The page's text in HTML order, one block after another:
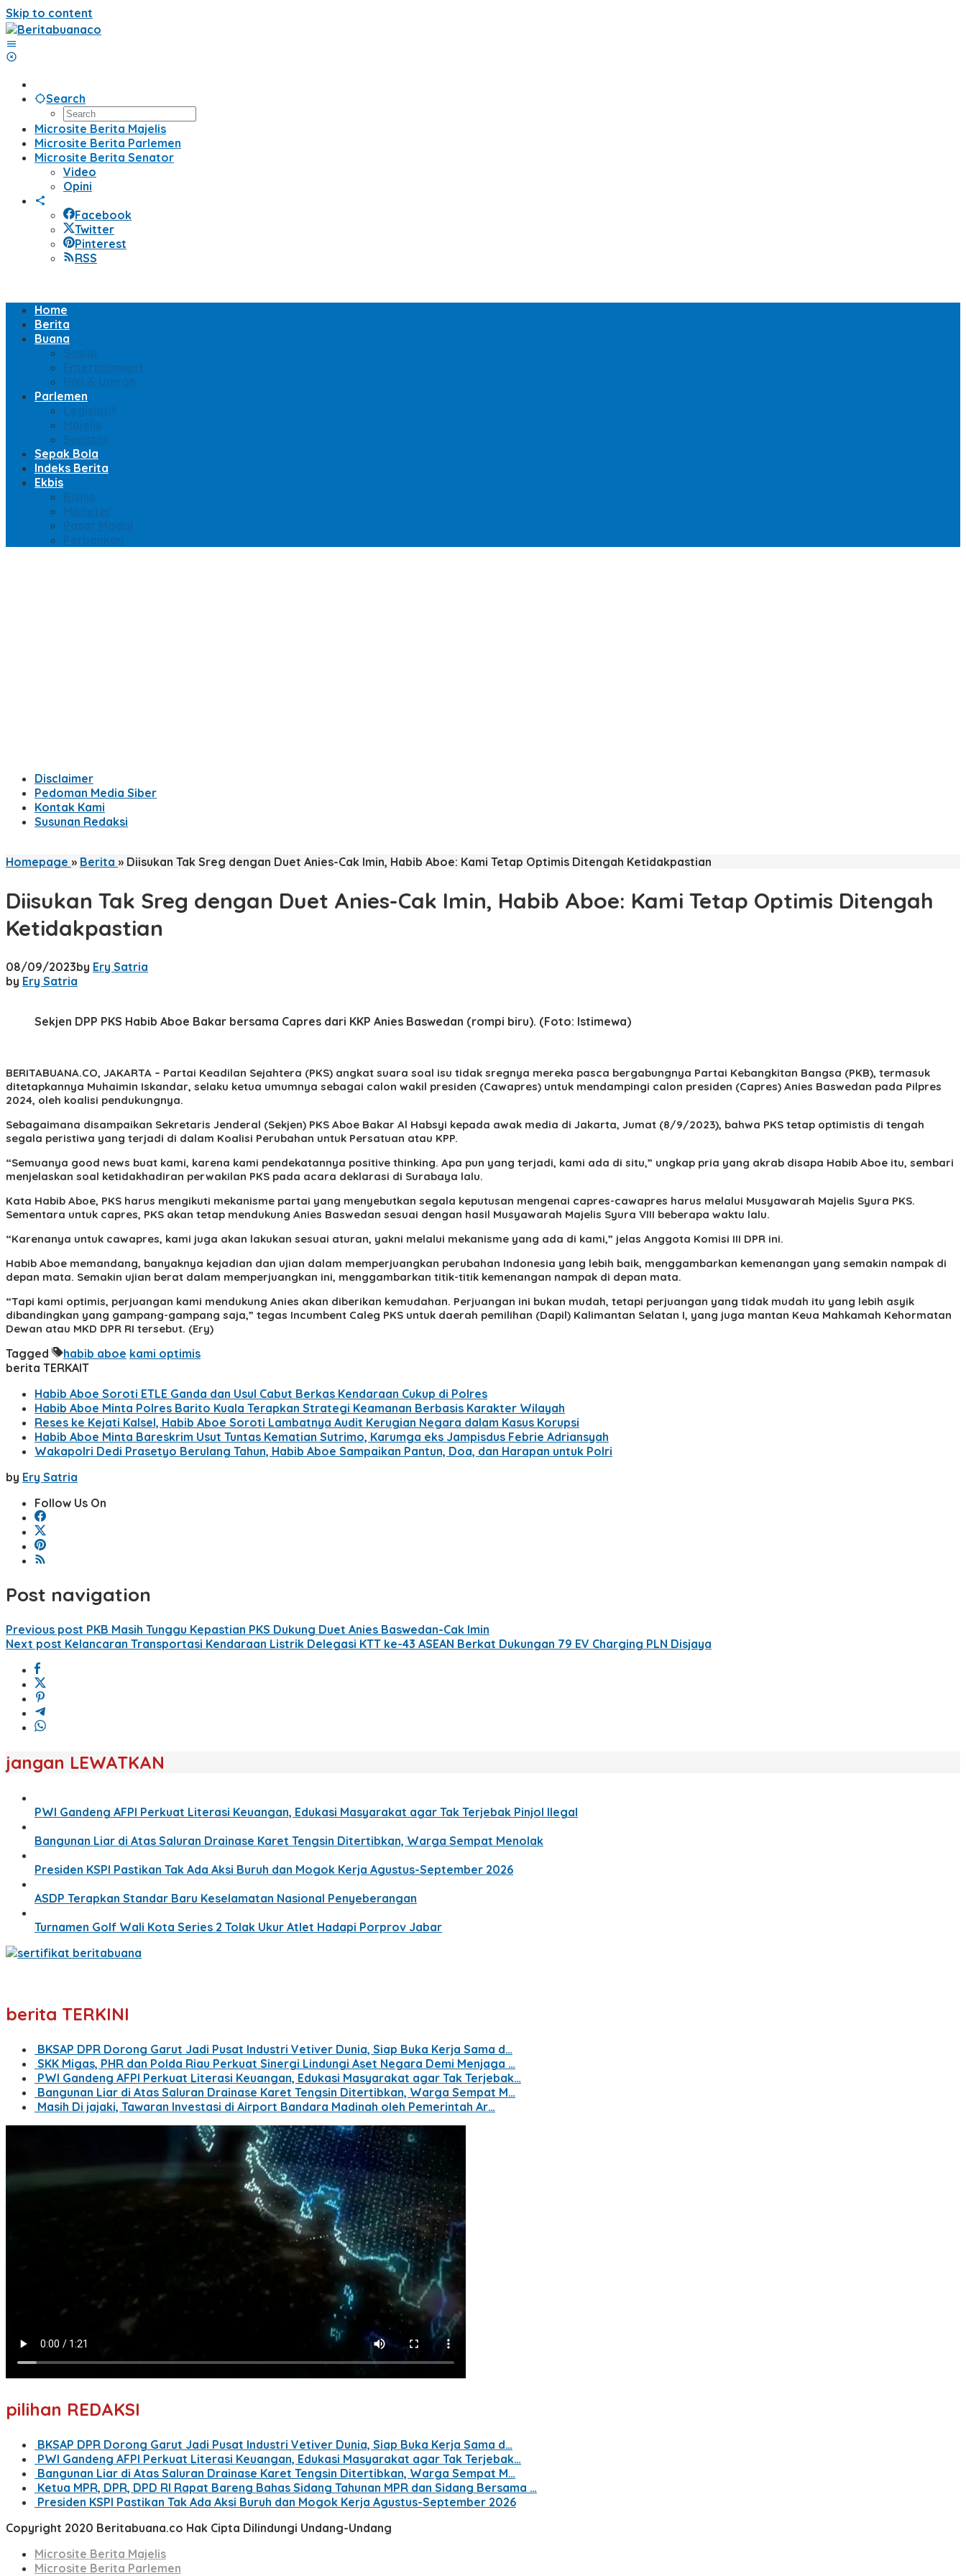
Skip to content
Search
Microsite Berita Majelis
Microsite Berita Parlemen
Microsite Berita Senator
Video
Opini
Facebook
Twitter
Pinterest
RSS
Home
Berita
Buana
Sosial
Entertainment
Haji & Umroh
Parlemen
Legislatif
Majelis
Senator
Sepak Bola
Indeks Berita
Ekbis
Bisnis
Moneter
Pasar Modal
Perbankan
Disclaimer
Pedoman Media Siber
Kontak Kami
Susunan Redaksi
Homepage » Berita » Diisukan Tak Sreg dengan Duet Anies-Cak Imin, Habib Aboe: Kami Tetap Optimis Ditengah Ketidakpastian
Diisukan Tak Sreg dengan Duet Anies-Cak Imin, Habib Aboe: Kami Tetap Optimis Ditengah
Ketidakpastian
08/09/2023by Ery Satria
by Ery Satria
Sekjen DPP PKS Habib Aboe Bakar bersama Capres dari KKP Anies Baswedan (rompi biru). (Foto: Istimewa)
BERITABUANA.CO, JAKARTA – Partai Keadilan Sejahtera (PKS) angkat suara soal isu tidak sregnya mereka pasca bergabungnya Partai Kebangkitan Bangsa (PKB), termasuk
ditetapkannya Muhaimin Iskandar, selaku ketua umumnya sebagai calon wakil presiden (Cawapres) untuk mendampingi calon presiden (Capres) Anies Baswedan pada Pilpres
2024, oleh koalisi pendukungnya.
Sebagaimana disampaikan Sekretaris Jenderal (Sekjen) PKS Aboe Bakar Al Habsyi kepada awak media di Jakarta, Jumat (8/9/2023), bahwa PKS tetap optimistis di tengah
segala peristiwa yang terjadi di dalam Koalisi Perubahan untuk Persatuan atau KPP.
“Semuanya good news buat kami, karena kami pendekatannya positive thinking. Apa pun yang terjadi, kami ada di situ,” ungkap pria yang akrab disapa Habib Aboe itu, sembari
menjelaskan soal ketidakhadiran perwakilan PKS pada acara deklarasi di Surabaya lalu.
Kata Habib Aboe, PKS harus mengikuti mekanisme partai yang menyebutkan segala keputusan mengenai capres-cawapres harus melalui Musyawarah Majelis Syura PKS.
Sementara untuk capres, PKS akan tetap mendukung Anies Baswedan sesuai dengan hasil Musyawarah Majelis Syura VIII beberapa waktu lalu.
“Karenanya untuk cawapres, kami juga akan lakukan sesuai aturan, yakni melalui mekanisme yang ada di kami,” jelas Anggota Komisi III DPR ini.
Habib Aboe memandang, banyaknya kejadian dan ujian dalam memperjuangkan perubahan Indonesia yang lebih baik, menggambarkan kemenangan yang semakin nampak di
depan mata. Semakin ujian berat dalam memperjuangkan ini, menggambarkan titik-titik kemenangan nampak di depan mata.
“Tapi kami optimis, perjuangan kami mendukung Anies akan diberikan kemudahan. Perjuangan ini bukan mudah, tetapi perjuangan yang tidak mudah itu yang lebih asyik
dibandingkan yang gampang-gampang saja,” tegas Incumbent Caleg PKS untuk daerah pemilihan (Dapil) Kalimantan Selatan I, yang juga mantan Keua Mahkamah Kehormatan
Dewan atau MKD DPR RI tersebut. (Ery)
Tagged habib aboe kami optimis
berita TERKAIT
Habib Aboe Soroti ETLE Ganda dan Usul Cabut Berkas Kendaraan Cukup di Polres
Habib Aboe Minta Polres Barito Kuala Terapkan Strategi Keamanan Berbasis Karakter Wilayah
Reses ke Kejati Kalsel, Habib Aboe Soroti Lambatnya Audit Kerugian Negara dalam Kasus Korupsi
Habib Aboe Minta Bareskrim Usut Tuntas Kematian Sutrimo, Karumga eks Jampisdus Febrie Adriansyah
Wakapolri Dedi Prasetyo Berulang Tahun, Habib Aboe Sampaikan Pantun, Doa, dan Harapan untuk Polri
by Ery Satria
Follow Us On
Post navigation
Previous post PKB Masih Tunggu Kepastian PKS Dukung Duet Anies Baswedan-Cak Imin
Next post Kelancaran Transportasi Kendaraan Listrik Delegasi KTT ke-43 ASEAN Berkat Dukungan 79 EV Charging PLN Disjaya
jangan LEWATKAN
PWI Gandeng AFPI Perkuat Literasi Keuangan, Edukasi Masyarakat agar Tak Terjebak Pinjol Ilegal
Bangunan Liar di Atas Saluran Drainase Karet Tengsin Ditertibkan, Warga Sempat Menolak
Presiden KSPI Pastikan Tak Ada Aksi Buruh dan Mogok Kerja Agustus-September 2026
ASDP Terapkan Standar Baru Keselamatan Nasional Penyeberangan
Turnamen Golf Wali Kota Series 2 Tolak Ukur Atlet Hadapi Porprov Jabar
berita TERKINI
BKSAP DPR Dorong Garut Jadi Pusat Industri Vetiver Dunia, Siap Buka Kerja Sama d…
SKK Migas, PHR dan Polda Riau Perkuat Sinergi Lindungi Aset Negara Demi Menjaga …
PWI Gandeng AFPI Perkuat Literasi Keuangan, Edukasi Masyarakat agar Tak Terjebak…
Bangunan Liar di Atas Saluran Drainase Karet Tengsin Ditertibkan, Warga Sempat M…
Masih Di jajaki, Tawaran Investasi di Airport Bandara Madinah oleh Pemerintah Ar…
pilihan REDAKSI
BKSAP DPR Dorong Garut Jadi Pusat Industri Vetiver Dunia, Siap Buka Kerja Sama d…
PWI Gandeng AFPI Perkuat Literasi Keuangan, Edukasi Masyarakat agar Tak Terjebak…
Bangunan Liar di Atas Saluran Drainase Karet Tengsin Ditertibkan, Warga Sempat M…
Ketua MPR, DPR, DPD RI Rapat Bareng Bahas Sidang Tahunan MPR dan Sidang Bersama …
Presiden KSPI Pastikan Tak Ada Aksi Buruh dan Mogok Kerja Agustus-September 2026
Copyright 2020 Beritabuana.co Hak Cipta Dilindungi Undang-Undang
Microsite Berita Majelis
Microsite Berita Parlemen